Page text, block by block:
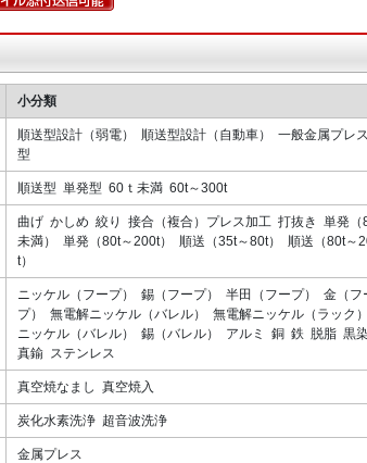
小分類
順送型設計（弱電） 順送型設計（自動車） 一般金属プレ
型
順送型 単発型 60ｔ未満 60t～300t
曲げ かしめ 絞り 接合（複合）プレス加工 打抜き 単発（
未満） 単発（80t～200t） 順送（35t～80t） 順送（80t～
t）
ニッケル（フープ） 錫（フープ） 半田（フープ） 金（フ
プ） 無電解ニッケル（バレル） 無電解ニッケル（ラック
ニッケル（バレル） 錫（バレル） アルミ 銅 鉄 脱脂 黒
真鍮 ステンレス
真空焼なまし 真空焼入
炭化水素洗浄 超音波洗浄
金属プレス